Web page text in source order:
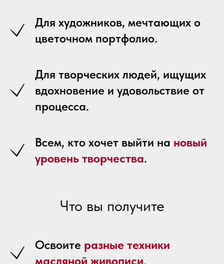
Для художников, мечтающих о
цветочном портфолио.
Для творческих людей, ищущих
вдохновение и удовольствие от
процесса.
Всем, кто хочет выйти на новый
уровень творчества.
Что вы получите
Освоите разные техники
масляной живописи.